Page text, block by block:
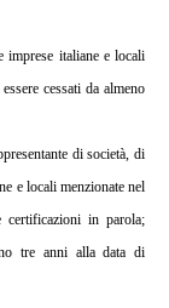
imprese italiane e locali
cessati da almeno
di società, di
e locali menzionate nel
certificazioni in parola;
tre anni alla data di